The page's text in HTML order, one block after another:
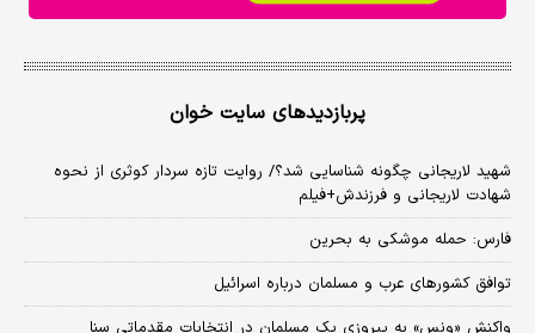
پربازدیدهای سایت خوان
شهید لاریجانی چگونه شناسایی شد؟/ روایت تازه سردار کوثری از نحوه
شهادت لاریجانی و فرزندش+فیلم
فارس: حمله موشکی به بحرین
توافق کشورهای عرب و مسلمان درباره اسرائیل